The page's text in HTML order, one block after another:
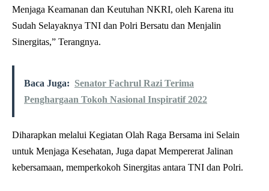
Menjaga Keamanan dan Keutuhan NKRI, oleh Karena itu
Sudah Selayaknya TNI dan Polri Bersatu dan Menjalin
Sinergitas,” Terangnya.
Baca Juga: Senator Fachrul Razi Terima
Penghargaan Tokoh Nasional Inspiratif 2022
Diharapkan melalui Kegiatan Olah Raga Bersama ini Selain
untuk Menjaga Kesehatan, Juga dapat Mempererat Jalinan
kebersamaan, memperkokoh Sinergitas antara TNI dan Polri.